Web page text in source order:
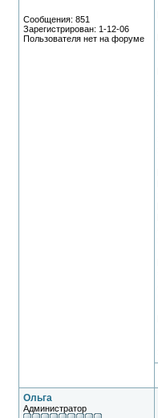
Сообщения: 851
Зарегистрирован: 1-12-06
Пользователя нет на форуме
Ольга
Администратор